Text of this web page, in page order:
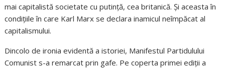
mai capitalistă societate cu putință, cea britanică. Și aceasta în
condițiile în care Karl Marx se declara inamicul neîmpăcat al
capitalismului.
Dincolo de ironia evidentă a istoriei, Manifestul Partidulului
Comunist s-a remarcat prin gafe. Pe coperta primei ediții a